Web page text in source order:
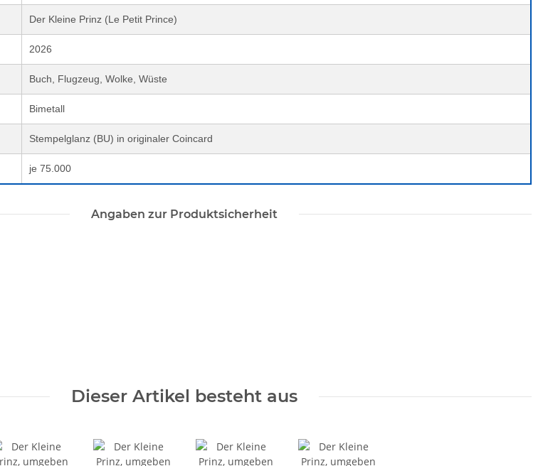
Der Kleine Prinz (Le Petit Prince)
2026
Buch, Flugzeug, Wolke, Wüste
Bimetall
Stempelglanz (BU) in originaler Coincard
je 75.000
Angaben zur Produktsicherheit
Dieser Artikel besteht aus